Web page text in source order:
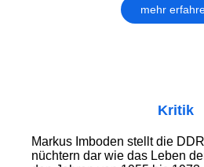
mehr
Kritik
Markus Imboden stellt die
nüchtern dar wie das Leben